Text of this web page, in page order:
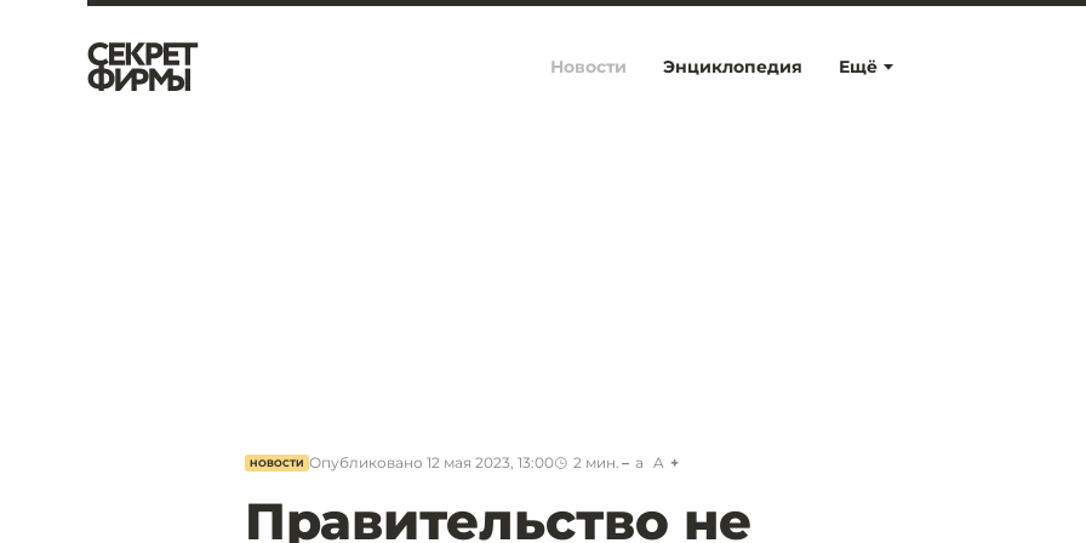
Ещё
Новости Энциклопедия
НОВОСТИ Опубликовано 12 мая 2023, 13:00 2 мин. a A
Правительство не